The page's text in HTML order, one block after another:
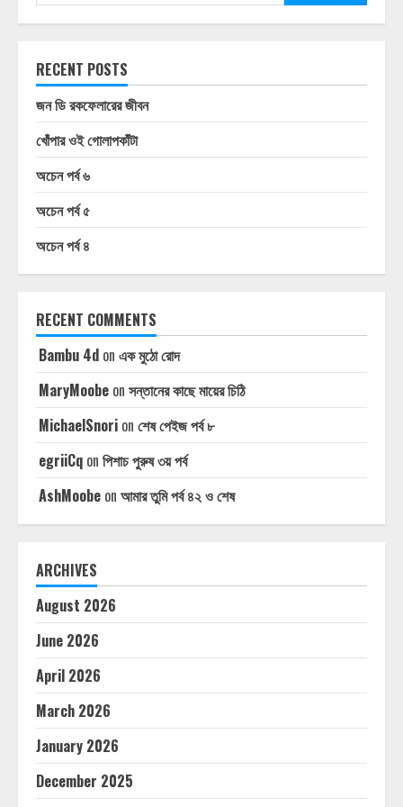
RECENT POSTS
জন ডি রকফেলারের জীবন
খোঁপার ওই গোলাপকাঁটা
অচেন পর্ব ৬
অচেন পর্ব ৫
অচেন পর্ব ৪
RECENT COMMENTS
Bambu 4d on এক মুঠো রোদ
MaryMoobe on সন্তানের কাছে মায়ের চিঠি
MichaelSnori on শেষ পেইজ পর্ব ৮
egriiCq on পিশাচ পুরুষ ৩য় পর্ব
AshMoobe on আমার তুমি পর্ব ৪২ ও শেষ
ARCHIVES
August 2026
June 2026
April 2026
March 2026
January 2026
December 2025